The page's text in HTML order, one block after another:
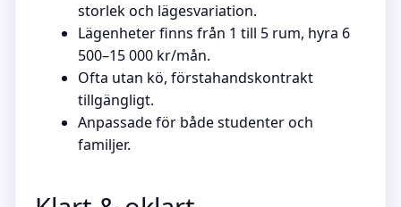
storlek och lägesvariation.
Lägenheter finns från 1 till 5 rum, hyra 6
500–15 000 kr/mån.
Ofta utan kö, förstahandskontrakt
tillgängligt.
Anpassade för både studenter och
familjer.